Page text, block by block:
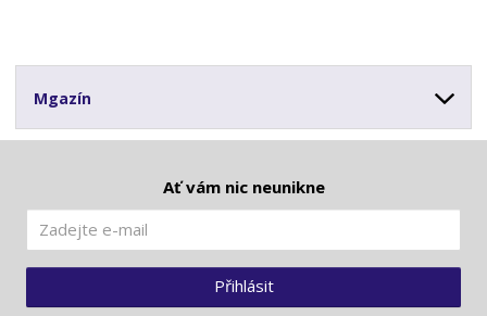
Mgazín
Ať vám nic neunikne
Přihlásit